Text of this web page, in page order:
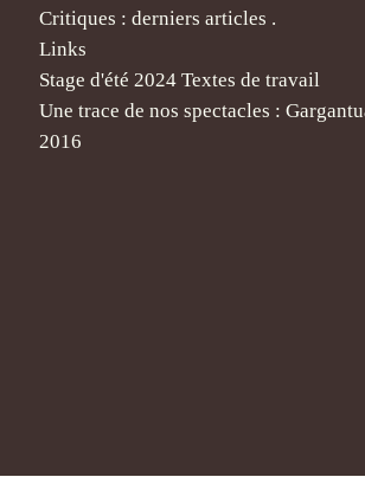
Critiques : derniers articles .
Links
Stage d'été 2024 Textes de travail
Une trace de nos spectacles :
2016